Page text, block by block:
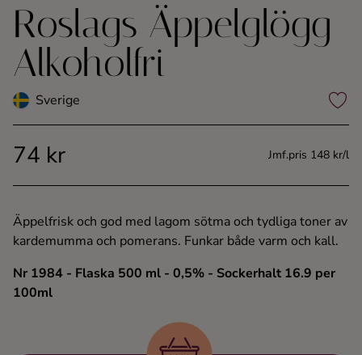
Rom
Shots
Tequila
Whisky
Ingredienser
Roslags Äppelglögg
Alkoholfri
Sverige
74 kr Jmf.pris 148 kr/l
Äppelfrisk och god med lagom sötma och tydliga toner av
kardemumma och pomerans. Funkar både varm och kall.
Nr 1984 - Flaska 500 ml - 0,5% - Sockerhalt 16.9 per
100ml